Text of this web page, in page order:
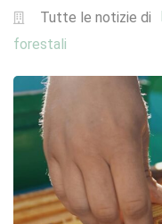
Tutte le notizie di
forestali